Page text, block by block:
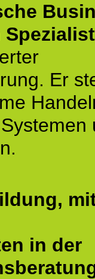
Er
in der